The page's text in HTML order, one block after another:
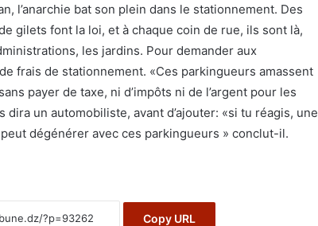
l’anarchie bat son plein dans le stationnement. Des
gilets font la loi, et à chaque coin de rue, ils sont là,
les jardins. Pour demander aux
frais de stationnement. «Ces parkingueurs amassent
payer de taxe, ni d’impôts ni de l’argent pour les
dira un automobiliste, avant d’ajouter: «si tu réagis, une
dégénérer avec ces parkingueurs » conclut-il.
Copy URL